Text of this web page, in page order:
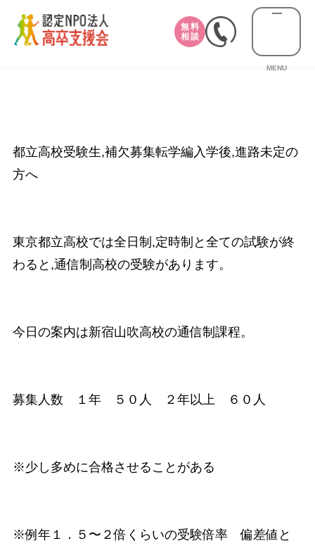
無料
相談
MENU
都立高校受験生,補欠募集転学編入学後,進路未定の
方へ
東京都立高校では全日制,定時制と全ての試験が終
わると,通信制高校の受験があります。
今日の案内は新宿山吹高校の通信制課程。
募集人数 １年 ５０人 ２年以上 ６０人
※少し多めに合格させることがある
※例年１．５〜２倍くらいの受験倍率 偏差値と